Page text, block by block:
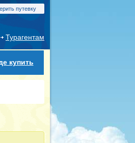
путевку
Турагентам
купить